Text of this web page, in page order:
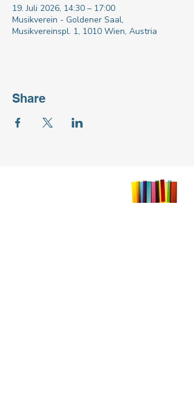
19. Juli 2026, 14:30 – 17:00
Musikverein - Goldener Saal,
Musikvereinspl. 1, 1010 Wien, Austria
Share